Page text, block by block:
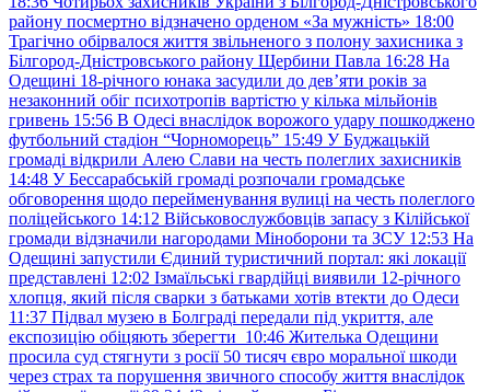
району посмертно відзначено орденом «За мужність» 18:00
Трагічно обірвалося життя звільненого з полону захисника з
Білгород-Дністровського району Щербини Павла 16:28 На
Одещині 18-річного юнака засудили до дев’яти років за
незаконний обіг психотропів вартістю у кілька мільйонів
гривень 15:56 В Одесі внаслідок ворожого удару пошкоджено
футбольний стадіон “Чорноморець” 15:49 У Буджацькій
громаді відкрили Алею Слави на честь полеглих захисників
14:48 У Бессарабській громаді розпочали громадське
обговорення щодо перейменування вулиці на честь полеглого
поліцейського 14:12 Військовослужбовців запасу з Кілійської
громади відзначили нагородами Міноборони та ЗСУ 12:53 На
Одещині запустили Єдиний туристичний портал: які локації
представлені 12:02 Ізмаїльські гвардійці виявили 12-річного
хлопця, який після сварки з батьками хотів втекти до Одеси
11:37 Підвал музею в Болграді передали під укриття, але
експозицію обіцяють зберегти 10:46 Жителька Одещини
просила суд стягнути з росії 50 тисяч євро моральної шкоди
через страх та порушення звичного способу життя внаслідок